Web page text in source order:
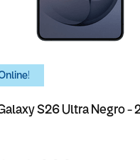
S26 Ultra Negro -